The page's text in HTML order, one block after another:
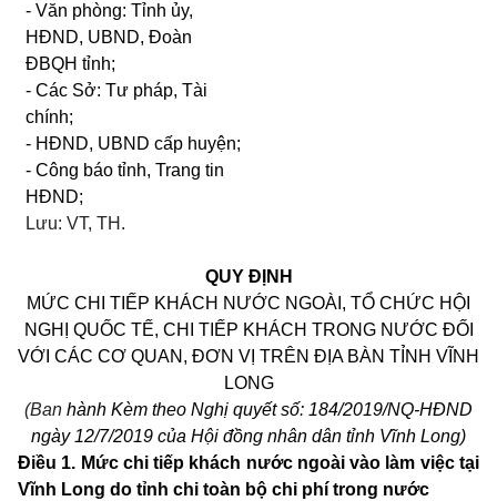
- Văn phòng: Tỉnh ủy,
HĐND, UBND, Đoàn
ĐBQH tỉnh;
- Các Sở: Tư pháp, Tài
chính;
- HĐND, UBND cấp huyện;
- Công báo tỉnh, Trang tin
HĐND;
Lưu: VT, TH.
QUY ĐỊNH
MỨC CHI TIẾP KHÁCH NƯỚC NGOÀI, TỔ CHỨC HỘI
NGHỊ QUỐC TẾ, CHI TIẾP KHÁCH TRONG NƯỚC ĐỐI
VỚI CÁC CƠ QUAN, ĐƠN VỊ TRÊN ĐỊA BÀN TỈNH VĨNH
LONG
(Ban hành Kèm theo Nghị quyết số: 184/2019/NQ-HĐND
ngày 12/7/2019 của Hội đồng nhân dân tỉnh Vĩnh Long)
Điều 1. Mức chi tiếp khách nước ngoài vào làm việc tại
Vĩnh Long do tỉnh chi toàn bộ chi phí trong nước